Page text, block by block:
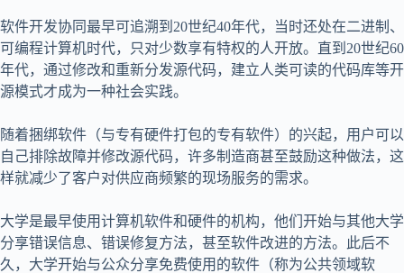
软件开发协同最早可追溯到20世纪40年代，当时还处在二进制、
可编程计算机时代，只对少数享有特权的人开放。直到20世纪60
年代，通过修改和重新分发源代码，建立人类可读的代码库等开
源模式才成为一种社会实践。
随着捆绑软件（与专有硬件打包的专有软件）的兴起，用户可以
自己排除故障并修改源代码，许多制造商甚至鼓励这种做法，这
样就减少了客户对供应商频繁的现场服务的需求。
大学是最早使用计算机软件和硬件的机构，他们开始与其他大学
分享错误信息、错误修复方法，甚至软件改进的方法。此后不
久，大学开始与公众分享免费使用的软件（称为公共领域软